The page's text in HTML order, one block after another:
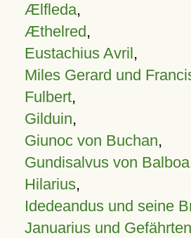
Ælfleda,
Æthelred,
Eustachius Avril,
Miles Gerard und
Fulbert,
Gilduin,
Giunoc von Buchan,
Gundisalvus von Balboa
Hilarius,
Idedeandus und seine
Januarius und Gefährten